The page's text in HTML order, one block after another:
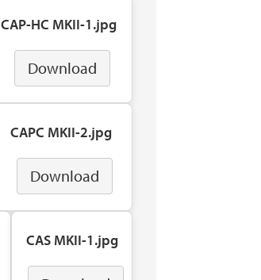
CAP-HC MKII-1.jpg
Download
CAPC MKII-2.jpg
Download
CAS MKII-1.jpg